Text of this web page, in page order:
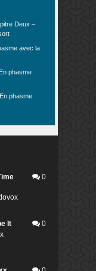
Deux –
avec la
phasme
phasme
0
It
0